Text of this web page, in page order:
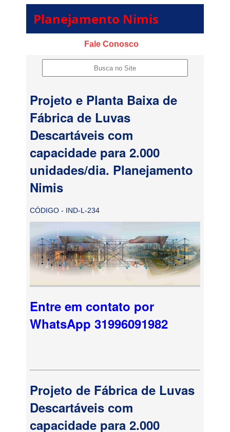
Planejamento Nimis
Fale Conosco
Projeto e Planta Baixa de
Fábrica de Luvas
Descartáveis com
capacidade para 2.000
unidades/dia. Planejamento
Nimis
CÓDIGO - IND-L-234
Entre em contato por
WhatsApp 31996091982
Projeto de Fábrica de Luvas
Descartáveis com
capacidade para 2.000